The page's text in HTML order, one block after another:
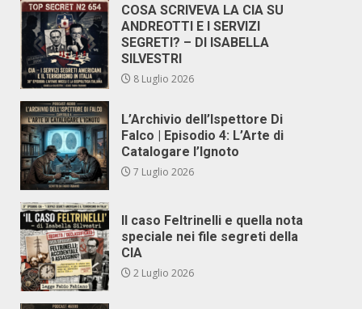
COSA SCRIVEVA LA CIA SU
ANDREOTTI E I SERVIZI
SEGRETI? – DI ISABELLA
SILVESTRI
8 Luglio 2026
L’Archivio dell’Ispettore Di
Falco | Episodio 4: L’Arte di
Catalogare l’Ignoto
7 Luglio 2026
Il caso Feltrinelli e quella nota
speciale nei file segreti della
CIA
2 Luglio 2026